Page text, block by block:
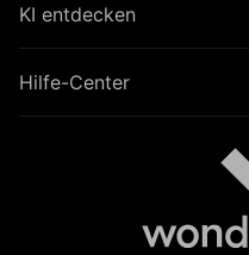
KI entdecken
Hilfe-Center